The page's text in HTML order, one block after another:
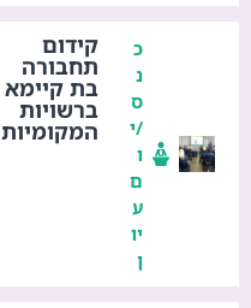
כ
נ
ס
/י
ו
ם
ע
יו
ן
קידום
תחבורה
בת קיימא
ברשויות
המקומיות